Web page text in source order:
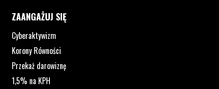
ZAANGAŻUJ SIĘ
Cyberaktywizm
Korony Równości
Przekaż darowiznę
1,5% na KPH